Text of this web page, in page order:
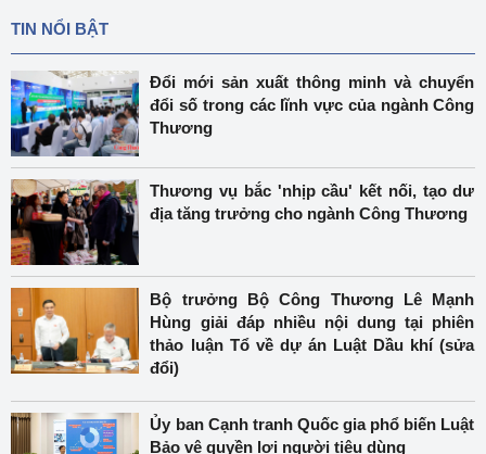
TIN NỔI BẬT
Đổi mới sản xuất thông minh và chuyển
đổi số trong các lĩnh vực của ngành Công
Thương
Thương vụ bắc 'nhịp cầu' kết nối, tạo dư
địa tăng trưởng cho ngành Công Thương
Bộ trưởng Bộ Công Thương Lê Mạnh
Hùng giải đáp nhiều nội dung tại phiên
thảo luận Tổ về dự án Luật Dầu khí (sửa
đổi)
Ủy ban Cạnh tranh Quốc gia phổ biến Luật
Bảo vệ quyền lợi người tiêu dùng